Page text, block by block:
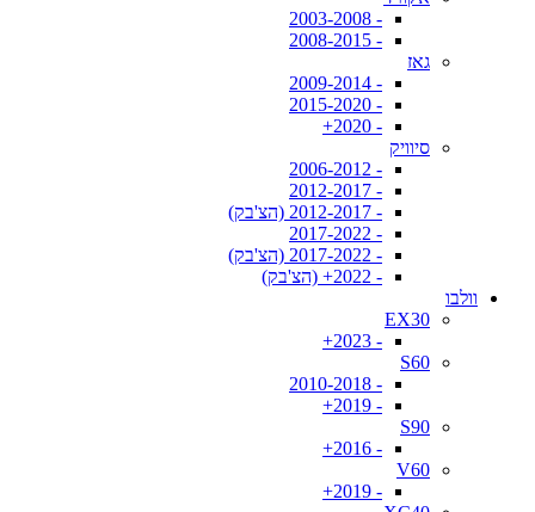
- 2003-2008
- 2008-2015
גאז
- 2009-2014
- 2015-2020
- 2020+
סיוויק
- 2006-2012
- 2012-2017
- 2012-2017 (הצ'בק)
- 2017-2022
- 2017-2022 (הצ'בק)
- 2022+ (הצ'בק)
וולבו
EX30
- 2023+
S60
- 2010-2018
- 2019+
S90
- 2016+
V60
- 2019+